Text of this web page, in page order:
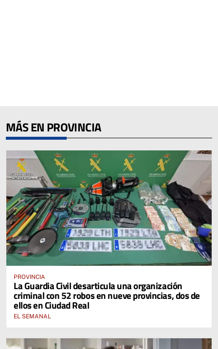
MÁS EN PROVINCIA
PROVINCIA
La Guardia Civil desarticula una organización
criminal con 52 robos en nueve provincias, dos de
ellos en Ciudad Real
EL SEMANAL